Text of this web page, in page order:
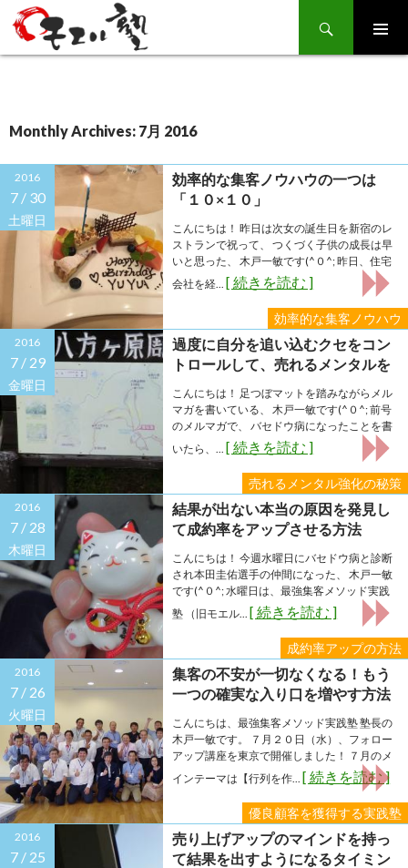
Search
SKIP
TO
Monthly Archives: 7月 2016
2016
7 / 30
土曜日
効率的な集客ノウハウ
効率的な集客ノウハウの一つは
「１０×１０」
こんにちは！ 昨日は次女の誕生日を新宿のレ
ストランで祝って、 つくづく子供の成長は早
いと思った、 木戸一敏です(^０^; 昨日、住宅
会社を経... [ 続きを読む ]
2016
7 / 29
金曜日
売れるメンタル強化の秘策
過度に自分を追い込むクセをコン
トロールして、売れるメンタルを
強化する秘策
こんにちは！ 足つぼマットを踏みながらメル
マガを書いている、 木戸一敏です(^０^; 前号
のメルマガで、 バセドウ病になったことを書
いたら、... [ 続きを読む ]
2016
7 / 28
木曜日
成約率アップの方法
結果が出ない本当の原因を発見し
て成約率をアップさせる方法
こんにちは！ 今週水曜日にバセドウ病と診断
され本田圭佑選手の仲間になった、 木戸一敏
です(^０^; 水曜日は、最強集客メソッド実践
塾 （旧モエル... [ 続きを読む ]
2016
7 / 26
火曜日
優良顧客を獲得する実践塾
集客の不安が一切なくなる！もう
一つの確実な入り口を増やす方法
こんにちは、最強集客メソッド実践塾 塾長の
木戸一敏です。 ７月２０日（水）、フォロー
アップ講座を東京で開催しました！ ７月のメ
インテーマは【行列を作... [ 続きを読む ]
2016
7 / 25
売り上げアップのマインドを持っ
て結果を出すようになるタイミン